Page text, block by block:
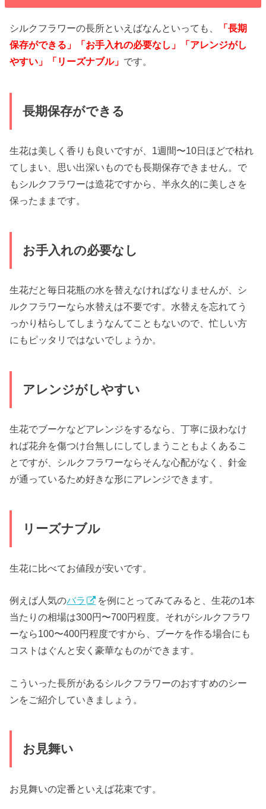
シルクフラワーの長所といえばなんといっても、
「長期
保存ができる」「お手入れの必要なし」「アレンジがし
やすい」「リーズナブル」 です。
長期保存ができる
生花は美しく香りも良いですが、1週間〜10日ほどで枯れ
てしまい、思い出深いものでも長期保存できません。で
もシルクフラワーは造花ですから、半永久的に美しさを
保ったままです。
お手入れの必要なし
生花だと毎日花瓶の水を替えなければなりませんが、シ
ルクフラワーなら水替えは不要です。水替えを忘れてう
っかり枯らしてしまうなんてこともないので、忙しい方
にもピッタリではないでしょうか。
アレンジがしやすい
生花でブーケなどアレンジをするなら、丁寧に扱わなけ
れば花弁を傷つけ台無しにしてしまうこともよくあるこ
とですが、シルクフラワーならそんな心配がなく、針金
が通っているため好きな形にアレンジできます。
リーズナブル
生花に比べてお値段が安いです。
例えば人気のバラ
を例にとってみてみると、生花の1本
当たりの相場は300円〜700円程度。それがシルクフラワ
ーなら100〜400円程度ですから、ブーケを作る場合にも
コストはぐんと安く豪華なものができます。
こういった長所があるシルクフラワーのおすすめのシー
ンをご紹介していきましょう。
お見舞い
お見舞いの定番といえば花束です。